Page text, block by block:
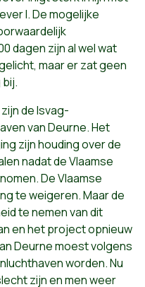
I. De mogelijke
dagen zijn al wel wat
maar er zat geen
de Isvag-
van Deurne. Het
zijn houding over de
nadat de Vlaamse
De Vlaamse
te weigeren. Maar de
te nemen van dit
en het project opnieuw
Deurne moest volgens
worden. Nu
zijn en men weer